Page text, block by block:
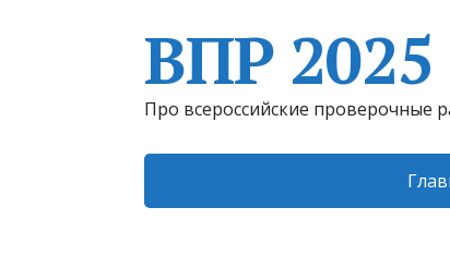
ВПР 2025
Про всероссийские проверочные